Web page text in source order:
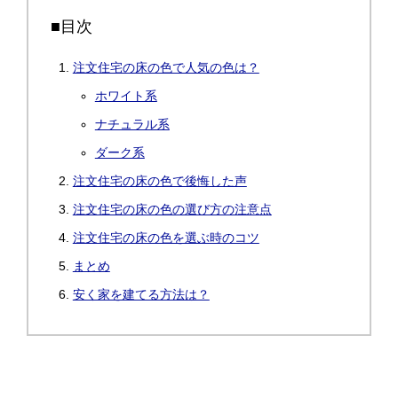
■目次
注文住宅の床の色で人気の色は？
ホワイト系
ナチュラル系
ダーク系
注文住宅の床の色で後悔した声
注文住宅の床の色の選び方の注意点
注文住宅の床の色を選ぶ時のコツ
まとめ
安く家を建てる方法は？